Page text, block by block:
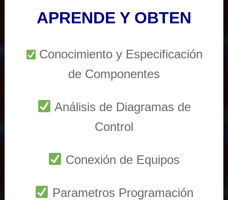
APRENDE Y OBTEN
Conocimiento y Especificación
de Componentes
Análisis de Diagramas de
Control
Conexión de Equipos
Parametros Programación